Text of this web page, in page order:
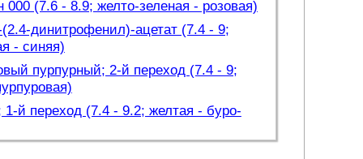
000 (7.6 - 8.9; желто-зеленая - розовая)
динитрофенил)-ацетат (7.4 - 9;
- синяя)
пурпурный; 2-й переход (7.4 - 9;
1-й переход (7.4 - 9.2; желтая - буро-